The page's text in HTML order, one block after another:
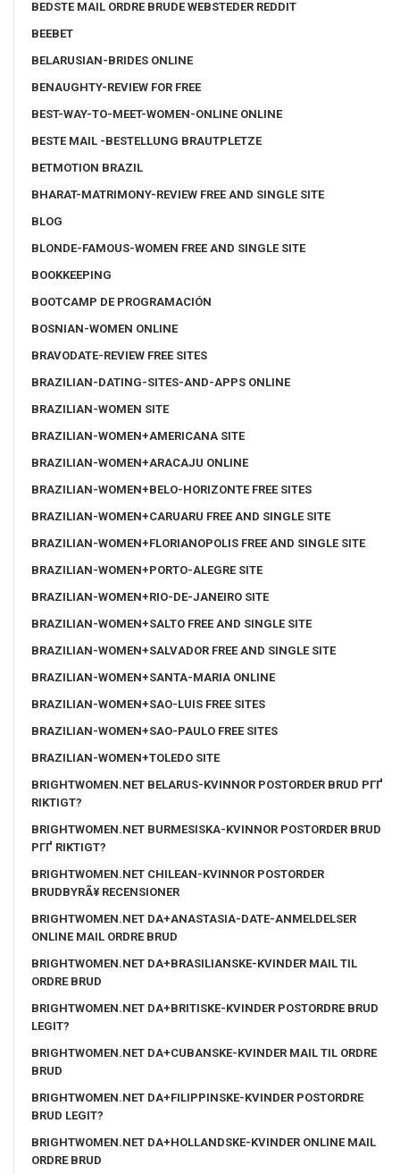
BEDSTE MAIL ORDRE BRUDE WEBSTEDER REDDIT
BEEBET
BELARUSIAN-BRIDES ONLINE
BENAUGHTY-REVIEW FOR FREE
BEST-WAY-TO-MEET-WOMEN-ONLINE ONLINE
BESTE MAIL -BESTELLUNG BRAUTPLETZE
BETMOTION BRAZIL
BHARAT-MATRIMONY-REVIEW FREE AND SINGLE SITE
BLOG
BLONDE-FAMOUS-WOMEN FREE AND SINGLE SITE
BOOKKEEPING
BOOTCAMP DE PROGRAMACIÓN
BOSNIAN-WOMEN ONLINE
BRAVODATE-REVIEW FREE SITES
BRAZILIAN-DATING-SITES-AND-APPS ONLINE
BRAZILIAN-WOMEN SITE
BRAZILIAN-WOMEN+AMERICANA SITE
BRAZILIAN-WOMEN+ARACAJU ONLINE
BRAZILIAN-WOMEN+BELO-HORIZONTE FREE SITES
BRAZILIAN-WOMEN+CARUARU FREE AND SINGLE SITE
BRAZILIAN-WOMEN+FLORIANOPOLIS FREE AND SINGLE SITE
BRAZILIAN-WOMEN+PORTO-ALEGRE SITE
BRAZILIAN-WOMEN+RIO-DE-JANEIRO SITE
BRAZILIAN-WOMEN+SALTO FREE AND SINGLE SITE
BRAZILIAN-WOMEN+SALVADOR FREE AND SINGLE SITE
BRAZILIAN-WOMEN+SANTA-MARIA ONLINE
BRAZILIAN-WOMEN+SAO-LUIS FREE SITES
BRAZILIAN-WOMEN+SAO-PAULO FREE SITES
BRAZILIAN-WOMEN+TOLEDO SITE
BRIGHTWOMEN.NET BELARUS-KVINNOR POSTORDER BRUD PГҐ
RIKTIGT?
BRIGHTWOMEN.NET BURMESISKA-KVINNOR POSTORDER BRUD
PГҐ RIKTIGT?
BRIGHTWOMEN.NET CHILEAN-KVINNOR POSTORDER
BRUDBYRÃ¥ RECENSIONER
BRIGHTWOMEN.NET DA+ANASTASIA-DATE-ANMELDELSER
ONLINE MAIL ORDRE BRUD
BRIGHTWOMEN.NET DA+BRASILIANSKE-KVINDER MAIL TIL
ORDRE BRUD
BRIGHTWOMEN.NET DA+BRITISKE-KVINDER POSTORDRE BRUD
LEGIT?
BRIGHTWOMEN.NET DA+CUBANSKE-KVINDER MAIL TIL ORDRE
BRUD
BRIGHTWOMEN.NET DA+FILIPPINSKE-KVINDER POSTORDRE
BRUD LEGIT?
BRIGHTWOMEN.NET DA+HOLLANDSKE-KVINDER ONLINE MAIL
ORDRE BRUD